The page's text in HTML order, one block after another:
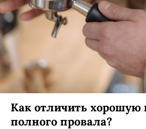
Как отличить хорошую
полного провала?